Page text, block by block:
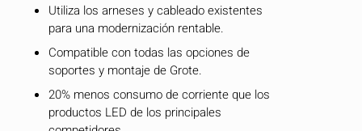
Utiliza los arneses y cableado existentes
para una modernización rentable.
Compatible con todas las opciones de
soportes y montaje de Grote.
20% menos consumo de corriente que los
productos LED de los principales